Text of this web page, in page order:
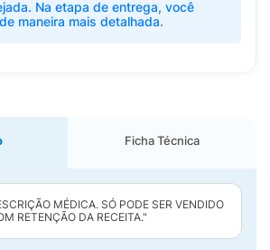
Na etapa de entrega, você
maneira mais detalhada.
Ficha Técnica
MÉDICA. SÓ PODE SER VENDIDO
RETENÇÃO DA RECEITA."